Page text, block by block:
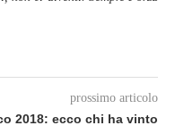
prossimo articolo
2018: ecco chi ha vinto